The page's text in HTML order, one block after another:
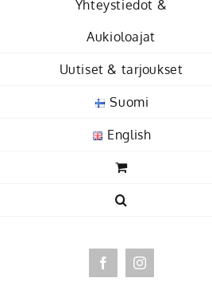
Yhteystiedot &
Aukioloajat
Uutiset & tarjoukset
Suomi
English
FacebookInstagram